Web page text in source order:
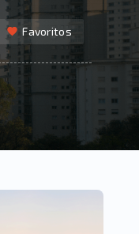
Favoritos